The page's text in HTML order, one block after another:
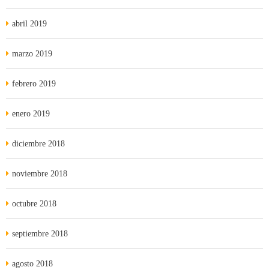
abril 2019
marzo 2019
febrero 2019
enero 2019
diciembre 2018
noviembre 2018
octubre 2018
septiembre 2018
agosto 2018